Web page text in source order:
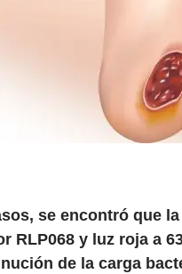
se encontró que
RLP068 y luz roja a
de la carga